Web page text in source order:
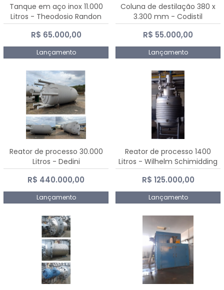
Tanque em aço inox 11.000
Litros - Theodosio Randon
R$ 65.000,00
Lançamento
Coluna de destilação 380 x
3.300 mm - Codistil
R$ 55.000,00
Lançamento
Reator de processo 30.000
Litros - Dedini
R$ 440.000,00
Lançamento
Reator de processo 1400
Litros - Wilhelm Schimidding
R$ 125.000,00
Lançamento